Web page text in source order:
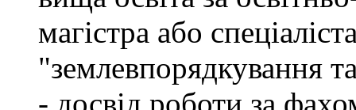
магістра або
"землевпорядкування
- досвід роботи за